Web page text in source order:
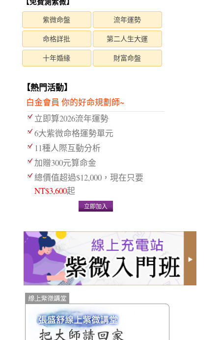
【免費測紫微】
紫微命盤 流年運勢
命格詳批 第二人生大運
十年婚緣 財富命盤
【熱門活動】
白金會員 你的好命規劃師~
立即算2026流年運勢
6大紫微命格運勢單元
11種人際互動分析
加贈300元算命金
總價值超過$12,000，現在只要
NT$3,600起
立即加入